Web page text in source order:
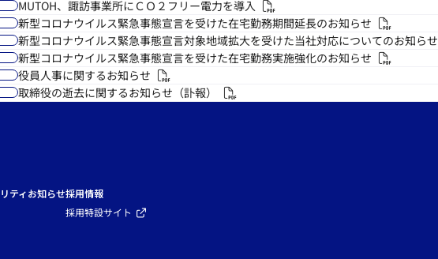
MUTOH、諏訪事業所にＣＯ２フリー電力を導入
新型コロナウイルス緊急事態宣言を受けた在宅勤務期間延長のお知らせ
新型コロナウイルス緊急事態宣言対象地域拡大を受けた当社対応についてのお知らせ
新型コロナウイルス緊急事態宣言を受けた在宅勤務実施強化のお知らせ
役員人事に関するお知らせ
取締役の逝去に関するお知らせ（訃報）
ティお知らせ採用情報
採用特設サイト